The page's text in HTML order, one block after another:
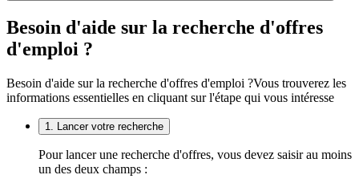
Besoin d'aide sur la recherche d'offres
d'emploi ?
Besoin d'aide sur la recherche d'offres d'emploi ?Vous trouverez les
informations essentielles en cliquant sur l'étape qui vous intéresse
1. Lancer votre recherche
Pour lancer une recherche d'offres, vous devez saisir au moins
un des deux champs :